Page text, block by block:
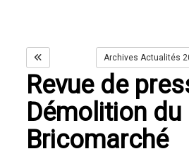
Archives Actualités
Revue de
Démolition du
Bricomarché